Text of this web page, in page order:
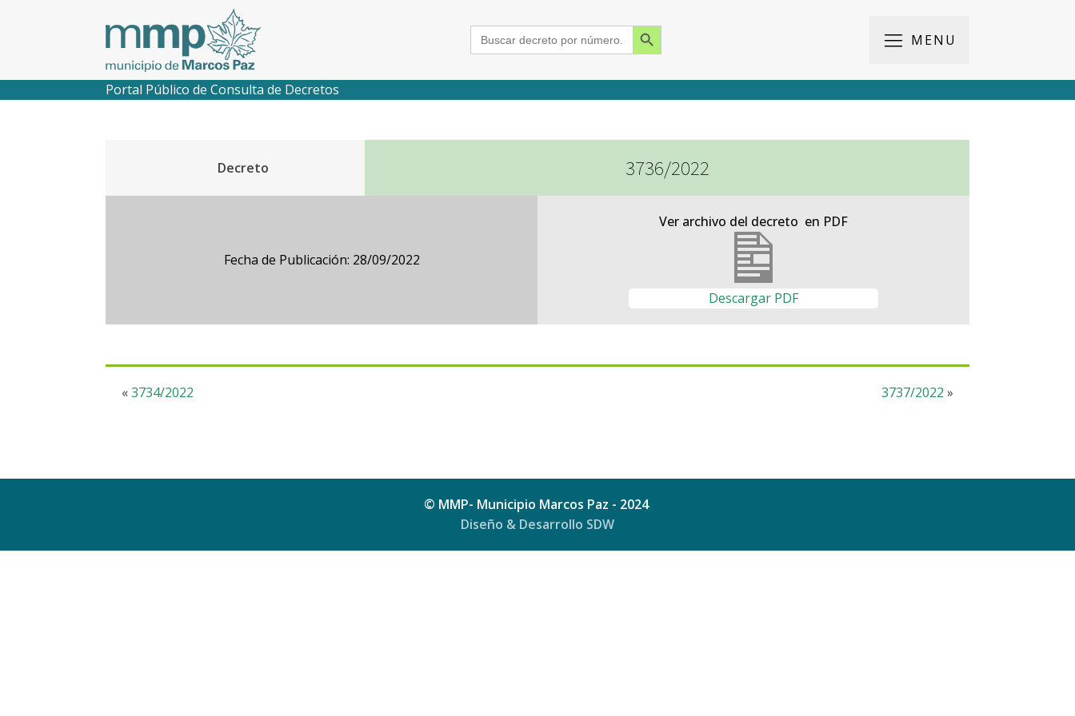
Search
for:
Search Button
MENU
2018
2017
2016
2015
Portal Público de Consulta de Decretos
Decreto 3736/2022
Fecha de Publicación: 28/09/2022
Ver archivo del decreto en PDF
Descargar PDF
«3734/2022 3737/2022 »
© MMP- Municipio Marcos Paz - 2024
Diseño & Desarrollo SDW